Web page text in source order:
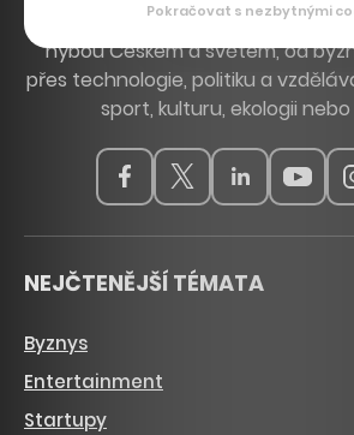
Hlavní zdroj inspirace. Věnujeme
hýbou Českem a světem, od
přes technologie, politiku a
sport, kulturu, ekologii
NEJČTENĚJŠÍ TÉMATA
Byznys
Entertainment
Startupy
Pokračovat s nezbytnými